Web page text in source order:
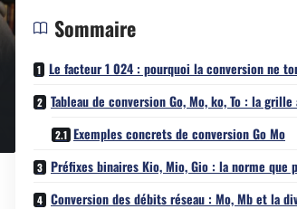
Sommaire
Le facteur 1 024 : pourquoi la conversion ne
Tableau de conversion Go, Mo, ko, To : la
Exemples concrets de conversion Go Mo
Préfixes binaires Kio, Mio, Gio : la norme que
Conversion des débits réseau : Mo, Mb et la